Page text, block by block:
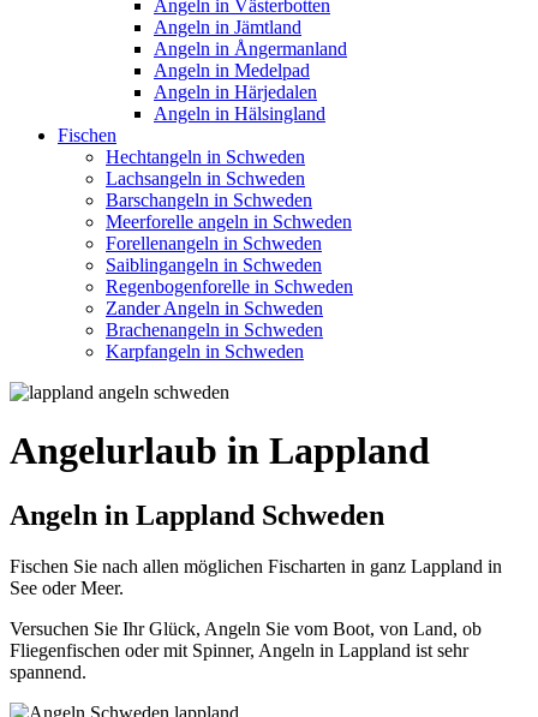
Angeln in Västerbotten
Angeln in Jämtland
Angeln in Ångermanland
Angeln in Medelpad
Angeln in Härjedalen
Angeln in Hälsingland
Fischen
Hechtangeln in Schweden
Lachsangeln in Schweden
Barschangeln in Schweden
Meerforelle angeln in Schweden
Forellenangeln in Schweden
Saiblingangeln in Schweden
Regenbogenforelle in Schweden
Zander Angeln in Schweden
Brachenangeln in Schweden
Karpfangeln in Schweden
Angelurlaub in Lappland
Angeln in Lappland Schweden
Fischen Sie nach allen möglichen Fischarten in ganz Lappland in
See oder Meer.
Versuchen Sie Ihr Glück, Angeln Sie vom Boot, von Land, ob
Fliegenfischen oder mit Spinner, Angeln in Lappland ist sehr
spannend.